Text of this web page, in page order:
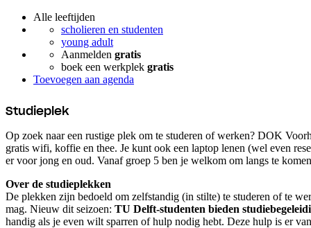
Alle leeftijden
scholieren en studenten
young adult
Aanmelden gratis
boek een werkplek gratis
Toevoegen aan agenda
Studieplek
Op zoek naar een rustige plek om te studeren of werken? DOK
gratis wifi, koffie en thee. Je kunt ook een laptop lenen (wel even
er voor jong en oud. Vanaf groep 5 ben je welkom om langs te
Over de studieplekken
De plekken zijn bedoeld om zelfstandig (in stilte) te studeren of te
mag. Nieuw dit seizoen: TU Delft-studenten bieden
handig als je even wilt sparren of hulp nodig hebt. Deze hulp is er